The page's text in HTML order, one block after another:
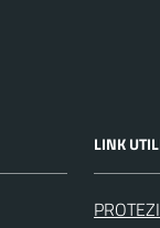
LINK